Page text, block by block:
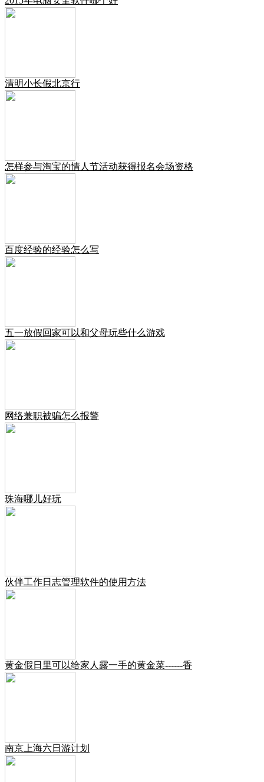
清明小长假北京行
怎样参与淘宝的情人节活动获得报名会场资格
百度经验的经验怎么写
五一放假回家可以和父母玩些什么游戏
网络兼职被骗怎么报警
珠海哪儿好玩
伙伴工作日志管理软件的使用方法
黄金假日里可以给家人露一手的黄金菜------香
南京上海六日游计划